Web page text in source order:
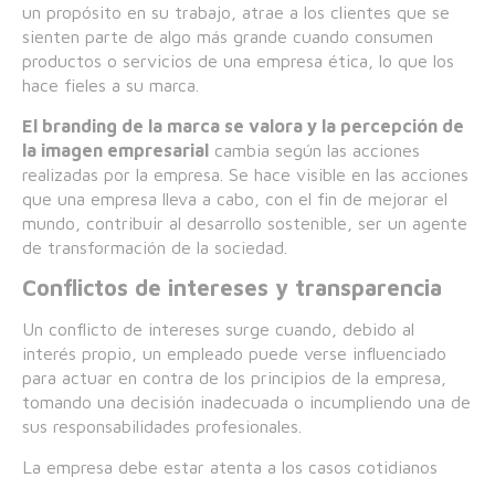
un propósito en su trabajo, atrae a los clientes que se
sienten parte de algo más grande cuando consumen
productos o servicios de una empresa ética, lo que los
hace fieles a su marca.
El branding de la marca se valora y la percepción de
la imagen empresarial cambia según las acciones
realizadas por la empresa. Se hace visible en las acciones
que una empresa lleva a cabo, con el fin de mejorar el
mundo, contribuir al desarrollo sostenible, ser un agente
de transformación de la sociedad.
Conflictos de intereses y transparencia
Un conflicto de intereses surge cuando, debido al
interés propio, un empleado puede verse influenciado
para actuar en contra de los principios de la empresa,
tomando una decisión inadecuada o incumpliendo una de
sus responsabilidades profesionales.
La empresa debe estar atenta a los casos cotidianos